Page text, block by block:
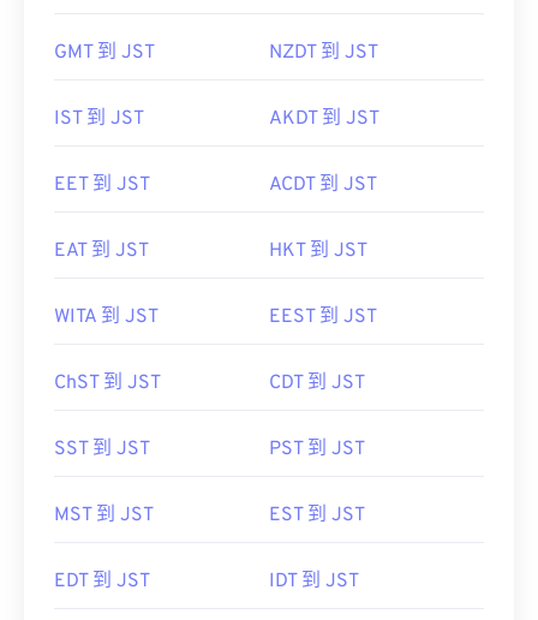
GMT 到 JST NZDT 到 JST
IST 到 JST AKDT 到 JST
EET 到 JST ACDT 到 JST
EAT 到 JST HKT 到 JST
WITA 到 JST EEST 到 JST
ChST 到 JST CDT 到 JST
SST 到 JST PST 到 JST
MST 到 JST EST 到 JST
EDT 到 JST IDT 到 JST